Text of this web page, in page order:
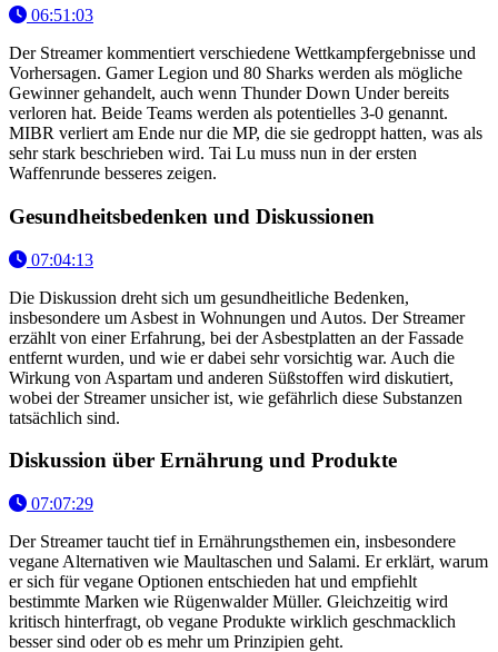
06:51:03
Der Streamer kommentiert verschiedene Wettkampfergebnisse und
Vorhersagen. Gamer Legion und 80 Sharks werden als mögliche
Gewinner gehandelt, auch wenn Thunder Down Under bereits
verloren hat. Beide Teams werden als potentielles 3-0 genannt.
MIBR verliert am Ende nur die MP, die sie gedroppt hatten, was als
sehr stark beschrieben wird. Tai Lu muss nun in der ersten
Waffenrunde besseres zeigen.
Gesundheitsbedenken und Diskussionen
07:04:13
Die Diskussion dreht sich um gesundheitliche Bedenken,
insbesondere um Asbest in Wohnungen und Autos. Der Streamer
erzählt von einer Erfahrung, bei der Asbestplatten an der Fassade
entfernt wurden, und wie er dabei sehr vorsichtig war. Auch die
Wirkung von Aspartam und anderen Süßstoffen wird diskutiert,
wobei der Streamer unsicher ist, wie gefährlich diese Substanzen
tatsächlich sind.
Diskussion über Ernährung und Produkte
07:07:29
Der Streamer taucht tief in Ernährungsthemen ein, insbesondere
vegane Alternativen wie Maultaschen und Salami. Er erklärt, warum
er sich für vegane Optionen entschieden hat und empfiehlt
bestimmte Marken wie Rügenwalder Müller. Gleichzeitig wird
kritisch hinterfragt, ob vegane Produkte wirklich geschmacklich
besser sind oder ob es mehr um Prinzipien geht.